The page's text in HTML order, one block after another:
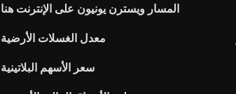
المسار ويسترن يونيون على الإنترنت هنا
معدل الغسلات الأرضية
سعر الأسهم البلاتينية